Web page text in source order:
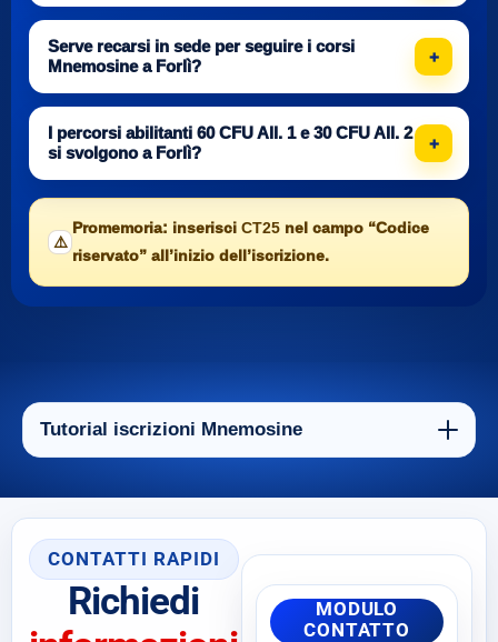
Serve recarsi in sede per seguire i corsi
Mnemosine a Forlì?
I percorsi abilitanti 60 CFU All. 1 e 30 CFU All. 2
si svolgono a Forlì?
⚠️
Promemoria: inserisci CT25 nel campo “Codice
riservato” all’inizio dell’iscrizione.
Tutorial iscrizioni Mnemosine
CONTATTI RAPIDI
Richiedi
MODULO
CONTATTO